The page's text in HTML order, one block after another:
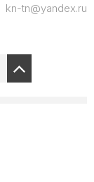
kn-tn@yandex.ru